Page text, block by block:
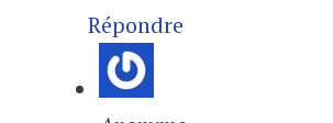
Répondre